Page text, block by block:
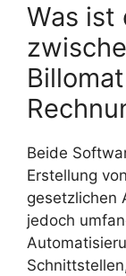
Was ist
Beide
Erstellung
gesetzlichen
jedoch